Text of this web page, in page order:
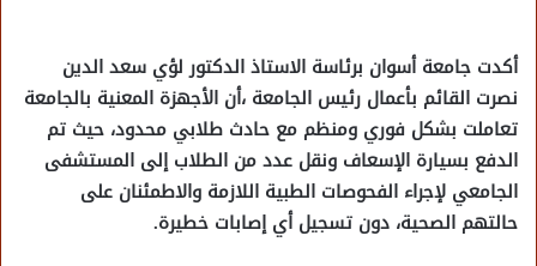
أكدت جامعة أسوان برئاسة الاستاذ الدكتور لؤي سعد الدين
نصرت القائم بأعمال رئيس الجامعة ،أن الأجهزة المعنية بالجامعة
تعاملت بشكل فوري ومنظم مع حادث طلابي محدود، حيث تم
الدفع بسيارة الإسعاف ونقل عدد من الطلاب إلى المستشفى
الجامعي لإجراء الفحوصات الطبية اللازمة والاطمئنان على
حالتهم الصحية، دون تسجيل أي إصابات خطيرة.